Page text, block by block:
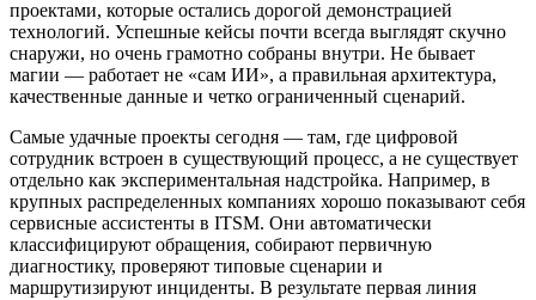
проектами, которые остались дорогой демонстрацией
технологий. Успешные кейсы почти всегда выглядят скучно
снаружи, но очень грамотно собраны внутри. Не бывает
магии — работает не «сам ИИ», а правильная архитектура,
качественные данные и четко ограниченный сценарий.
Самые удачные проекты сегодня — там, где цифровой
сотрудник встроен в существующий процесс, а не существует
отдельно как экспериментальная надстройка. Например, в
крупных распределенных компаниях хорошо показывают себя
сервисные ассистенты в ITSM. Они автоматически
классифицируют обращения, собирают первичную
диагностику, проверяют типовые сценарии и
маршрутизируют инциденты. В результате первая линия